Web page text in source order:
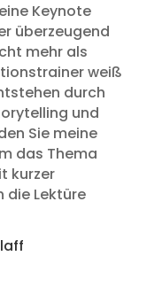
Keynote
überzeugend
mehr als
weiß
durch
und
Sie meine
das Thema
kurzer
die Lektüre